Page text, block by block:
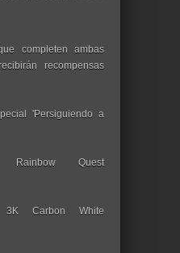
completen ambas
recompensas
'Persiguiendo a
Rainbow Quest
Carbon White